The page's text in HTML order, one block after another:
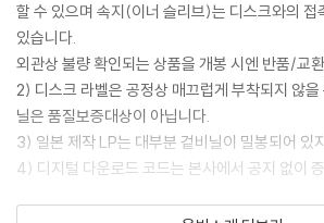
할 수 있으며 속지(이너 슬리브)는 디스크와의 접
있습니다.
외관상 불량 확인되는 상품을 개봉 시엔 반품/교
2) 디스크 라벨은 공정상 매끄럽게 부착되지 않을
닐은 품질보증대상이 아닙니다.
3) 일본 제작 LP는 대부분 겉비닐이 밀봉되어 있
4) 디지털 다운로드 코드는 본사에서 공지 없이